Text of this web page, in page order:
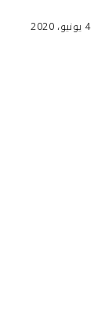
4 يونيو، 2020